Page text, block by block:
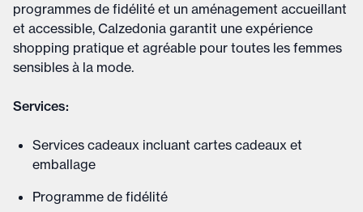
programmes de fidélité et un aménagement accueillant
et accessible, Calzedonia garantit une expérience
shopping pratique et agréable pour toutes les femmes
sensibles à la mode.
Services:
Services cadeaux incluant cartes cadeaux et
emballage
Programme de fidélité